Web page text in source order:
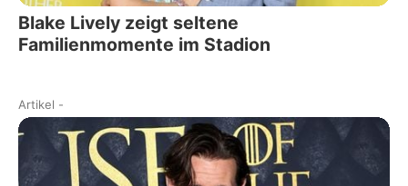
Blake Lively zeigt seltene
Familienmomente im Stadion
Artikel -